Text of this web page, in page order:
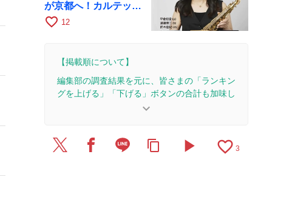
が京都へ！カルテッ
ト・ツアー京都公演を
favorite_border 12
【掲載順について】
編集部の調査結果を元に、皆さまの「ランキン
グを上げる」「下げる」ボタンの合計も加味し
2025/6/23：1本のレビューを追加・更新。
keyboard_arrow_down
content_copy play_arrow favorite_border 3